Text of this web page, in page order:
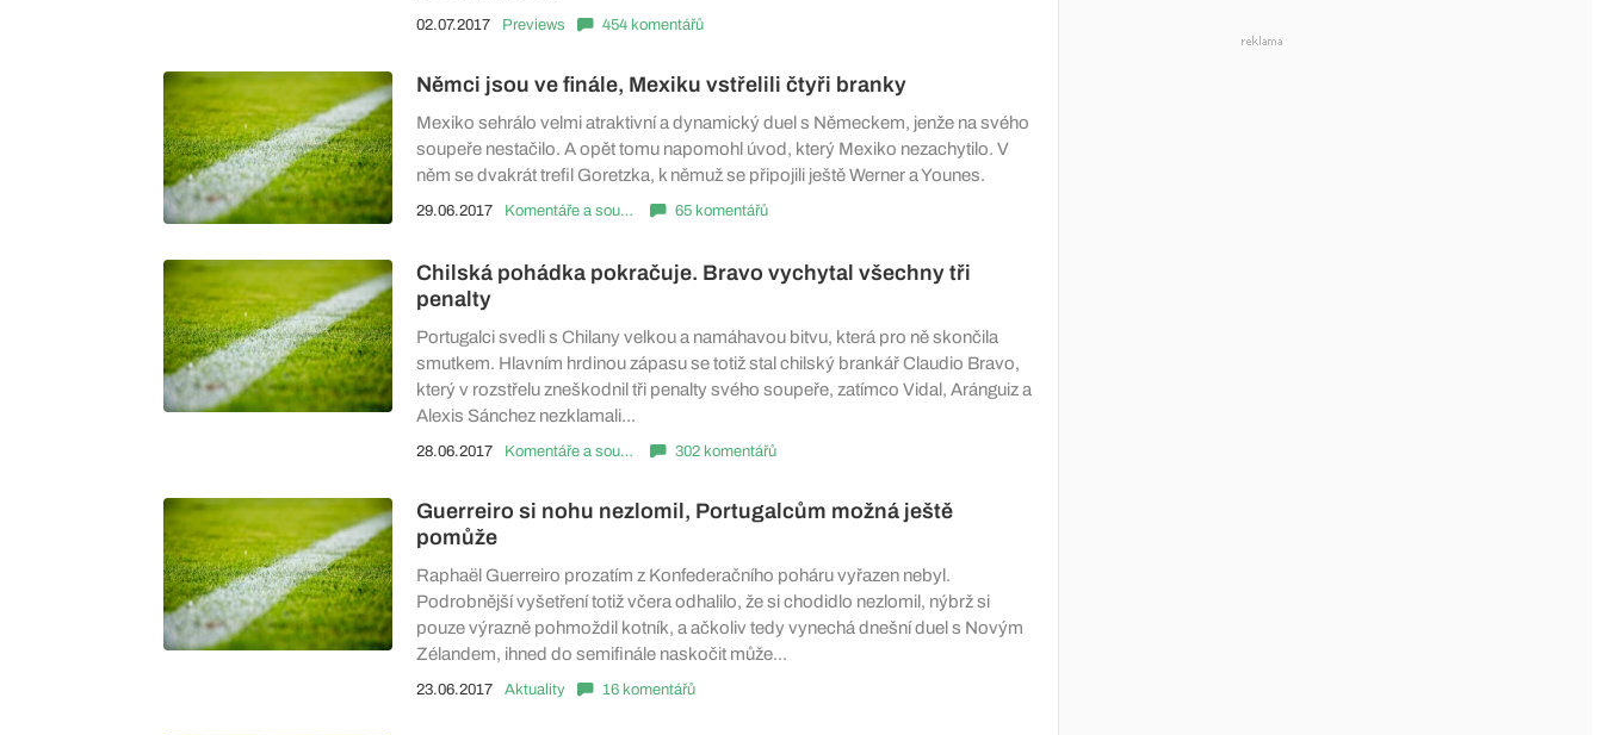
02.07.2017 Previews 454 komentářů
Němci jsou ve finále, Mexiku vstřelili čtyři branky
Mexiko sehrálo velmi atraktivní a dynamický duel s Německem, jenže na svého
soupeře nestačilo. A opět tomu napomohl úvod, který Mexiko nezachytilo. V
něm se dvakrát trefil Goretzka, k němuž se připojili ještě Werner a Younes.
29.06.2017 Komentáře a souhrny 65 komentářů
Chilská pohádka pokračuje. Bravo vychytal všechny tři
penalty
Portugalci svedli s Chilany velkou a namáhavou bitvu, která pro ně skončila
smutkem. Hlavním hrdinou zápasu se totiž stal chilský brankář Claudio Bravo,
který v rozstřelu zneškodnil tři penalty svého soupeře, zatímco Vidal, Aránguiz a
Alexis Sánchez nezklamali...
28.06.2017 Komentáře a souhrny 302 komentářů
Guerreiro si nohu nezlomil, Portugalcům možná ještě
pomůže
Raphaël Guerreiro prozatím z Konfederačního poháru vyřazen nebyl.
Podrobnější vyšetření totiž včera odhalilo, že si chodidlo nezlomil, nýbrž si
pouze výrazně pohmoždil kotník, a ačkoliv tedy vynechá dnešní duel s Novým
Zélandem, ihned do semifinále naskočit může...
23.06.2017 Aktuality 16 komentářů